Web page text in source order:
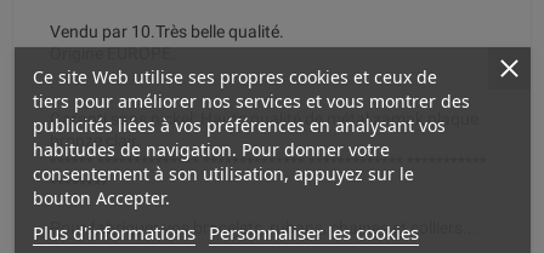
Vendu par 10.Très belle qualité.
Origine EUROPE.
Garanti sans nickel; Haute qualité de métal zamak plaque
bronze clair.
****** ************** ************** ************* ***********
********
Pour fabriquer vos bracelets, rubans, chaines et colliers...
Ce site Web utilise ses propres cookies et ceux de
tiers pour améliorer nos services et vous montrer des
publicités liées à vos préférences en analysant vos
habitudes de navigation. Pour donner votre
consentement à son utilisation, appuyez sur le
bouton Accepter.
Plus d'informations Personnaliser les cookies